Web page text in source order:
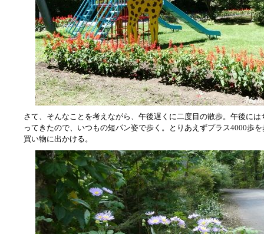
さて、そんなことを考えながら、午後遅くに二度目の散歩。午後に
ってきたので、いつもの短パン姿で歩く。とりあえずプラス4000歩
買い物に出かける。